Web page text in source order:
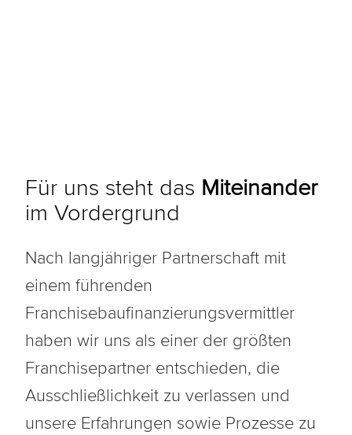
Für uns steht das Miteinander
im Vordergrund
Nach langjähriger Partnerschaft mit
einem führenden
Franchisebaufinanzierungsvermittler
haben wir uns als einer der größten
Franchisepartner entschieden, die
Ausschließlichkeit zu verlassen und
unsere Erfahrungen sowie Prozesse zu